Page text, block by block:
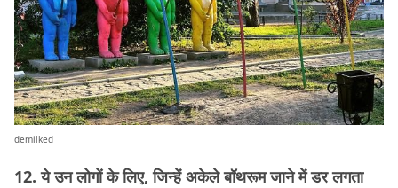
demilked
12. ये उन लोगों के लिए, जिन्हें अकेले बॉथरूम जाने में डर लगता